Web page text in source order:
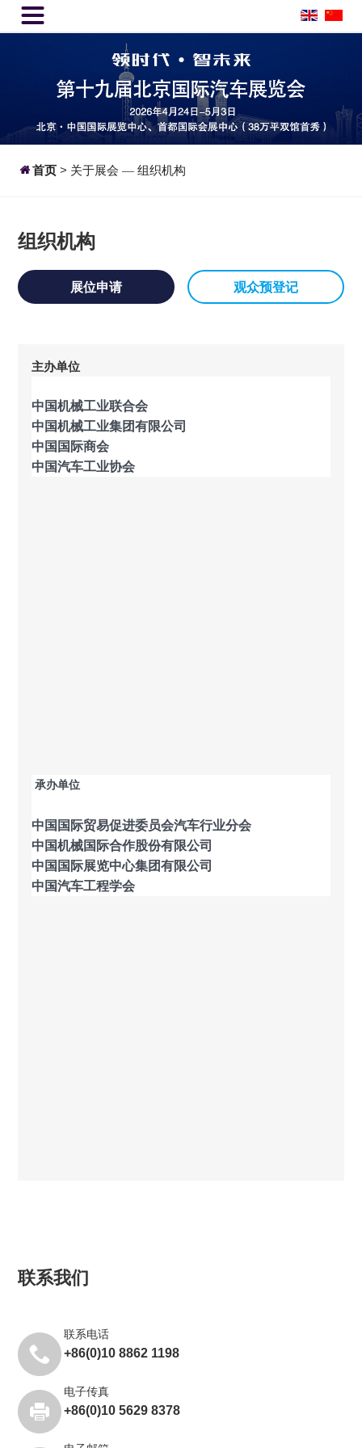

首页 > 关于展会 —组织机构
组织机构
展位申请 观众预登记
主办单位
中国机械工业联合会
中国机械工业集团有限公司
中国国际商会
中国汽车工业协会
承办单位
中国国际贸易促进委员会汽车行业分会
中国机械国际合作股份有限公司
中国国际展览中心集团有限公司
中国汽车工程学会
联系我们
联系电话
+86(0)10 8862 1198
电子传真
+86(0)10 5629 8378